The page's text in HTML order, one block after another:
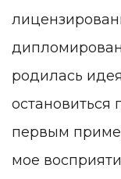
родилась
остановиться
первым
мое